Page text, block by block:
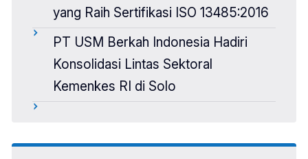
yang Raih Sertifikasi ISO 13485:2016
PT USM Berkah Indonesia Hadiri
Konsolidasi Lintas Sektoral
Kemenkes RI di Solo